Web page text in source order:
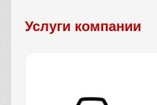
Услуги компании